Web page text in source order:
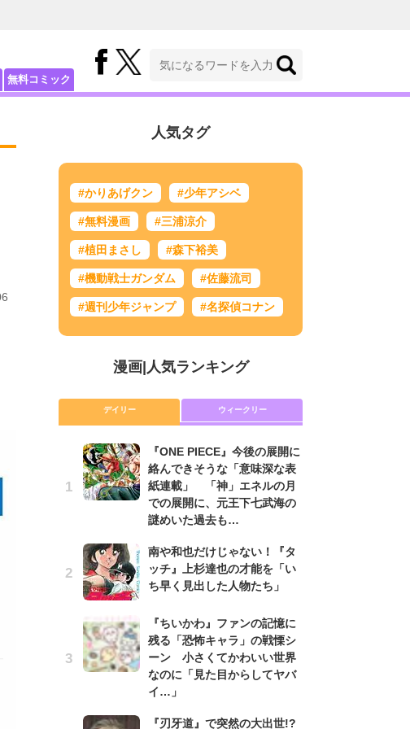
無料コミック
人気タグ
#かりあげクン #少年アシベ
#無料漫画 #三浦涼介
#植田まさし #森下裕美
#機動戦士ガンダム #佐藤流司
#週刊少年ジャンプ #名探偵コナン
漫画| 人気ランキング
デイリー ウィークリー
『ONE PIECE』今後の展開に
絡んできそうな「意味深な表
紙連載」 「神」エネルの月
での展開に、元王下七武海の
謎めいた過去も…
南や和也だけじゃない！『タ
ッチ』上杉達也の才能を「い
ち早く見出した人物たち」
『ちいかわ』ファンの記憶に
残る「恐怖キャラ」の戦慄シ
ーン 小さくてかわいい世界
なのに「見た目からしてヤバ
イ…」
『刃牙道』で突然の大出世!?